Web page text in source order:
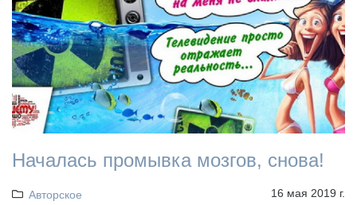
Началась промывка мозгов, снова!
Авторское 16 мая 2019 г.